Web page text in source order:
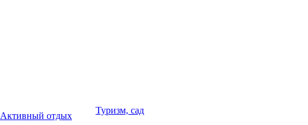
Активный отдых
Туризм, сад